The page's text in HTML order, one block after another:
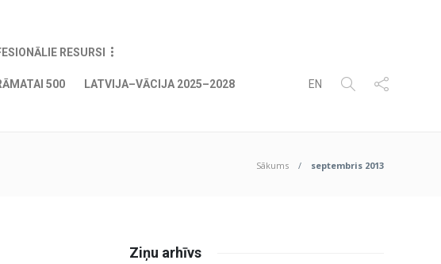
RESURSI
500 LATVIJA–VĀCIJA 2025–2028 EN
Sākums septembris 2013
Ziņu arhīvs